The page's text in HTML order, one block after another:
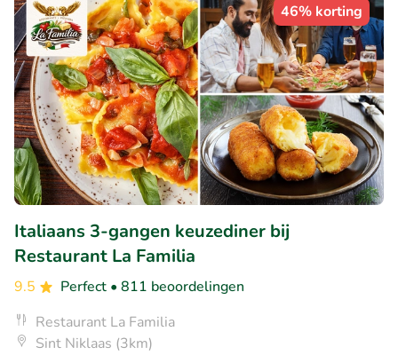
46% korting
Italiaans 3-gangen keuzediner bij
Restaurant La Familia
9.5 Perfect • 811 beoordelingen
Restaurant La Familia
Sint Niklaas (3km)